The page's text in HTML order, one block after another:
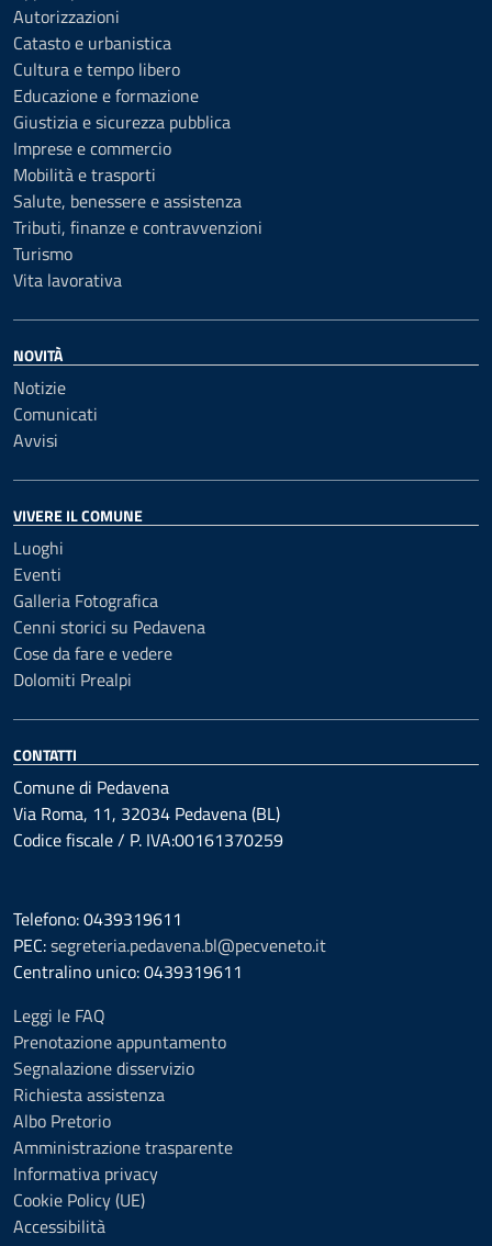
Autorizzazioni
Catasto e urbanistica
Cultura e tempo libero
Educazione e formazione
Giustizia e sicurezza pubblica
Imprese e commercio
Mobilità e trasporti
Salute, benessere e assistenza
Tributi, finanze e contravvenzioni
Turismo
Vita lavorativa
NOVITÀ
Notizie
Comunicati
Avvisi
VIVERE IL COMUNE
Luoghi
Eventi
Galleria Fotografica
Cenni storici su Pedavena
Cose da fare e vedere
Dolomiti Prealpi
CONTATTI
Comune di Pedavena
Via Roma, 11, 32034 Pedavena (BL)
Codice fiscale / P. IVA:00161370259
Telefono: 0439319611
PEC:segreteria.pedavena.bl@pecveneto.it
Centralino unico: 0439319611
Leggi le FAQ
Prenotazione appuntamento
Segnalazione disservizio
Richiesta assistenza
Albo Pretorio
Amministrazione trasparente
Informativa privacy
Cookie Policy (UE)
Accessibilità